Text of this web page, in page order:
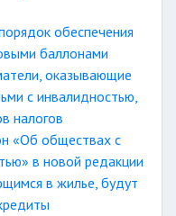
обеспечения
баллонами
оказывающие
с инвалидностью,
налогов
«Об обществах с
в новой редакции
в жилье, будут